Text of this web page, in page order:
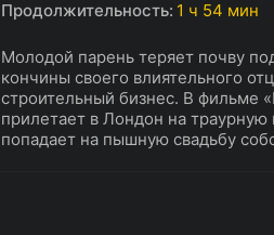
Продолжительность: 1 ч 54 мин
Молодой парень теряет почву
кончины своего влиятельного
строительный бизнес. В фильме
прилетает в Лондон на
попадает на пышную свадьбу